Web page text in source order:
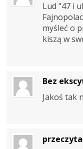
Lud "47 i
myśleć o
kiszą w
Bez
Jakoś tak